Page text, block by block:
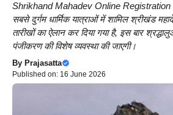
Shrikhand Mahadev Online Registration
सबसे दुर्गम धार्मिक यात्राओं में शामिल श्रीखंड
तारीखों का ऐलान कर दिया गया है, इस बार
पंजीकरण की विशेष व्यवस्था की जाएगी।
By Prajasatta
Published on: 16 June 2026